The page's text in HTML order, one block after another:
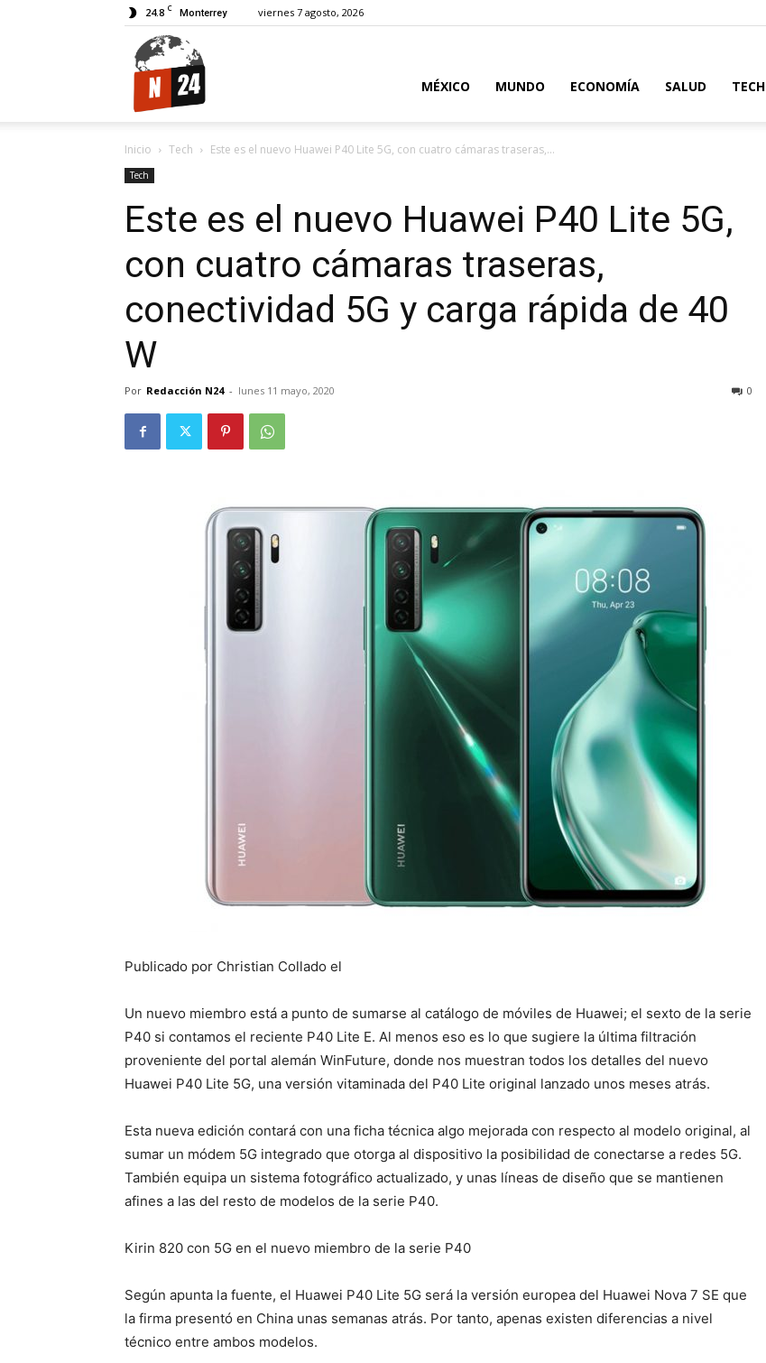
24.8 C Monterrey viernes 7 agosto, 2026
MÉXICO MUNDO ECONOMÍA SALUD TECH
Inicio Tech Este es el nuevo Huawei P40 Lite 5G, con cuatro cámaras traseras,...
Tech
Este es el nuevo Huawei P40 Lite 5G,
con cuatro cámaras traseras,
conectividad 5G y carga rápida de 40
W
Por Redacción N24 - lunes 11 mayo, 2020 0
Publicado por Christian Collado el
Un nuevo miembro está a punto de sumarse al catálogo de móviles de Huawei; el sexto de la serie
P40 si contamos el reciente P40 Lite E. Al menos eso es lo que sugiere la última filtración
proveniente del portal alemán WinFuture, donde nos muestran todos los detalles del nuevo
Huawei P40 Lite 5G, una versión vitaminada del P40 Lite original lanzado unos meses atrás.
Esta nueva edición contará con una ficha técnica algo mejorada con respecto al modelo original, al
sumar un módem 5G integrado que otorga al dispositivo la posibilidad de conectarse a redes 5G.
También equipa un sistema fotográfico actualizado, y unas líneas de diseño que se mantienen
afines a las del resto de modelos de la serie P40.
Kirin 820 con 5G en el nuevo miembro de la serie P40
Según apunta la fuente, el Huawei P40 Lite 5G será la versión europea del Huawei Nova 7 SE que
la firma presentó en China unas semanas atrás. Por tanto, apenas existen diferencias a nivel
técnico entre ambos modelos.